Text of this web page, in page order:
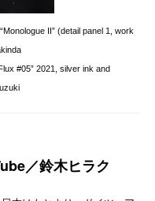
II” (detail panel 1, work
#05” 2021, silver ink and
／鈴⽊ヒラク